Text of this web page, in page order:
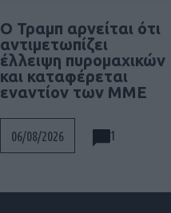
Ο Τραμπ αρνείται ότι
αντιμετωπίζει
έλλειψη πυρομαχικών
και καταφέρεται
εναντίον των ΜΜΕ
06/08/2026 1